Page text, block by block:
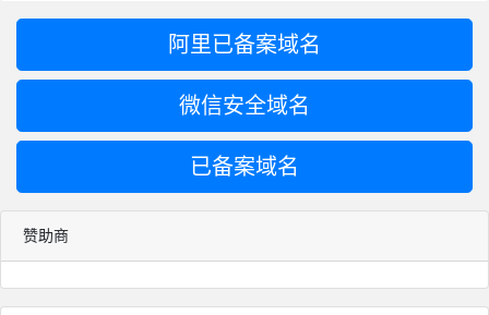
阿里已备案域名
微信安全域名
已备案域名
赞助商